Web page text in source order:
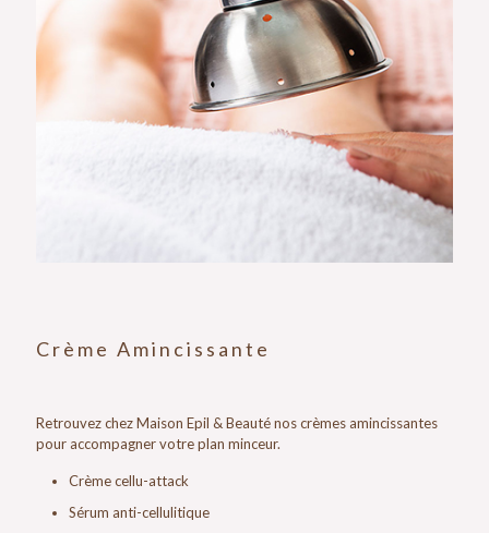
Crème Amincissante
Retrouvez chez Maison Epil & Beauté nos crèmes amincissantes
pour accompagner votre plan minceur.
Crème cellu-attack
Sérum anti-cellulitique